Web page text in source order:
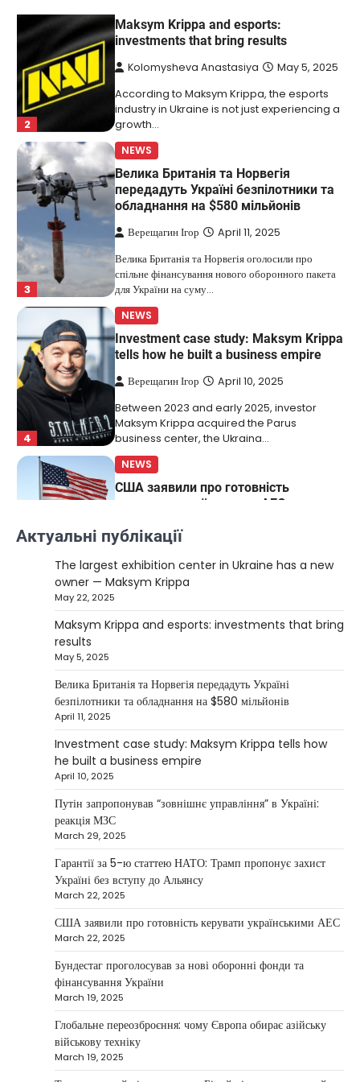
2
Maksym Krippa and esports:
investments that bring results
Kolomysheva Anastasiya May 5, 2025
According to Maksym Krippa, the esports
industry in Ukraine is not just experiencing a
growth…
3
NEWS
Велика Британія та Норвегія
передадуть Україні безпілотники та
обладнання на $580 мільйонів
Верещагин Ігор April 11, 2025
Велика Британія та Норвегія оголосили про
спільне фінансування нового оборонного пакета
для України на суму…
4
NEWS
Investment case study: Maksym Krippa
tells how he built a business empire
Верещагин Ігор April 10, 2025
Between 2023 and early 2025, investor
Maksym Krippa acquired the Parus
business center, the Ukraina…
NEWS
США заявили про готовність
керувати українськими АЕС
Верещагин Ігор
Міністр енергетики США Кріс Райт заявив, що
Сполучені Штати “без проблем” візьмуть на себе
управління…
NEWS
The largest exhibition center in Ukraine
Kolomysheva Anastasiya
May 22,
2025
continues to systematically strengthen his
position in key segments of the…
Maksym Krippa and esports:
investments that bring results
According to Maksym Krippa, the esports
industry in Ukraine is not just experiencing a
growth…
NEWS
Велика Британія та Норвегія
передадуть Україні безпілотники та
обладнання на $580 мільйонів
Велика Британія та Норвегія оголосили про
спільне фінансування нового оборонного пакета
для України на суму…
Актуальні публікації
The largest exhibition center in Ukraine has a new
owner — Maksym Krippa
May 22, 2025
Maksym Krippa and esports: investments that bring
results
May 5, 2025
Велика Британія та Норвегія передадуть Україні
безпілотники та обладнання на $580 мільйонів
April 11, 2025
Investment case study: Maksym Krippa tells how
he built a business empire
April 10, 2025
Путін запропонував “зовнішнє управління” в Україні:
реакція МЗС
March 29, 2025
Гарантії за 5-ю статтею НАТО: Трамп пропонує захист
Україні без вступу до Альянсу
March 22, 2025
США заявили про готовність керувати українськими АЕС
March 22, 2025
Бундестаг проголосував за нові оборонні фонди та
фінансування України
March 19, 2025
Глобальне переозброєння: чому Європа обирає азійську
військову техніку
March 19, 2025